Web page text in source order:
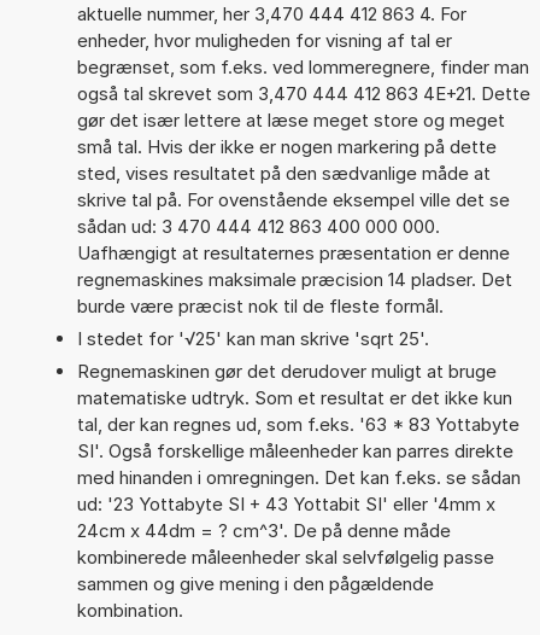
aktuelle nummer, her 3,470 444 412 863 4. For
enheder, hvor muligheden for visning af tal er
begrænset, som f.eks. ved lommeregnere, finder man
også tal skrevet som 3,470 444 412 863 4E+21. Dette
gør det især lettere at læse meget store og meget
små tal. Hvis der ikke er nogen markering på dette
sted, vises resultatet på den sædvanlige måde at
skrive tal på. For ovenstående eksempel ville det se
sådan ud: 3 470 444 412 863 400 000 000.
Uafhængigt at resultaternes præsentation er denne
regnemaskines maksimale præcision 14 pladser. Det
burde være præcist nok til de fleste formål.
I stedet for '√25' kan man skrive 'sqrt 25'.
Regnemaskinen gør det derudover muligt at bruge
matematiske udtryk. Som et resultat er det ikke kun
tal, der kan regnes ud, som f.eks. '63 * 83 Yottabyte
SI'. Også forskellige måleenheder kan parres direkte
med hinanden i omregningen. Det kan f.eks. se sådan
ud: '23 Yottabyte SI + 43 Yottabit SI' eller '4mm x
24cm x 44dm = ? cm^3'. De på denne måde
kombinerede måleenheder skal selvfølgelig passe
sammen og give mening i den pågældende
kombination.